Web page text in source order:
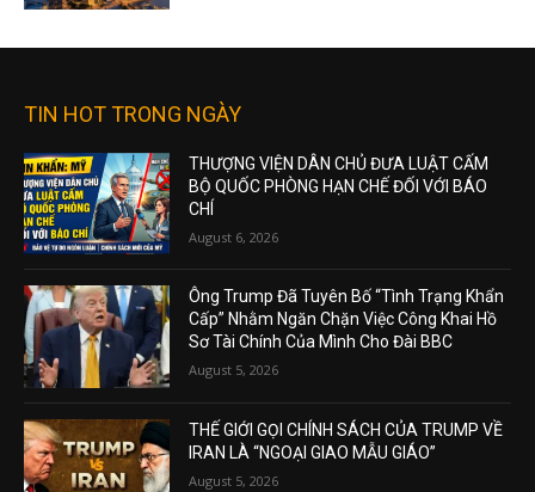
TIN HOT TRONG NGÀY
THƯỢNG VIỆN DÂN CHỦ ĐƯA LUẬT CẤM
BỘ QUỐC PHÒNG HẠN CHẾ ĐỐI VỚI BÁO
CHÍ
August 6, 2026
Ông Trump Đã Tuyên Bố “Tình Trạng Khẩn
Cấp” Nhằm Ngăn Chặn Việc Công Khai Hồ
Sơ Tài Chính Của Mình Cho Đài BBC
August 5, 2026
THẾ GIỚI GỌI CHÍNH SÁCH CỦA TRUMP VỀ
IRAN LÀ “NGOẠI GIAO MẪU GIÁO”
August 5, 2026